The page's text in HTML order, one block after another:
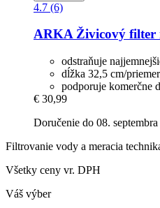
4.7 (6)
ARKAŽivicový filter
odstraňuje
dĺžka 32,5 cm/
podporuje komerčne
€ 30,99
Doručenie do 08. septembra
Filtrovanie vody a meracia
Všetky ceny vr. DPH
Váš výber